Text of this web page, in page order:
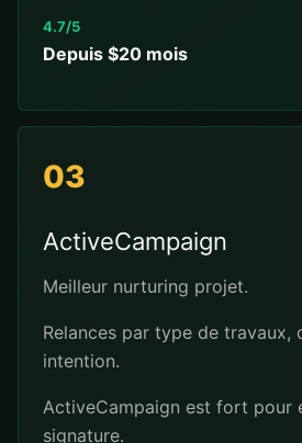
4.7/5
Depuis $20 mois
03
ActiveCampaign
Meilleur nurturing projet.
Relances par type de travaux,
intention.
ActiveCampaign est fort pour
signature.